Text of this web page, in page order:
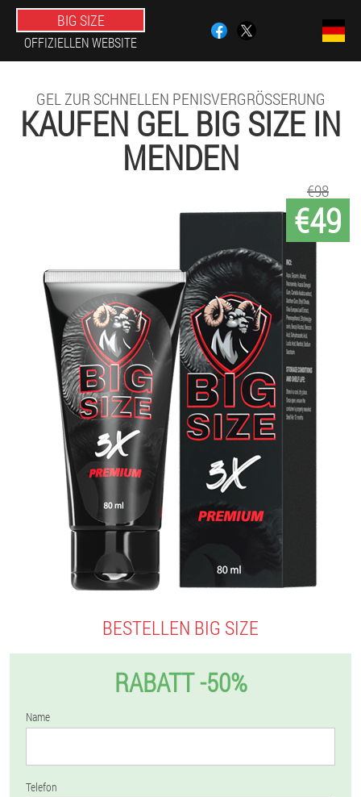
BIG SIZE
OFFIZIELLEN WEBSITE
GEL ZUR SCHNELLEN PENISVERGRÖSSERUNG
KAUFEN GEL BIG SIZE IN
MENDEN
€49
€98
BESTELLEN BIG SIZE
RABATT -50%
Name
Telefon